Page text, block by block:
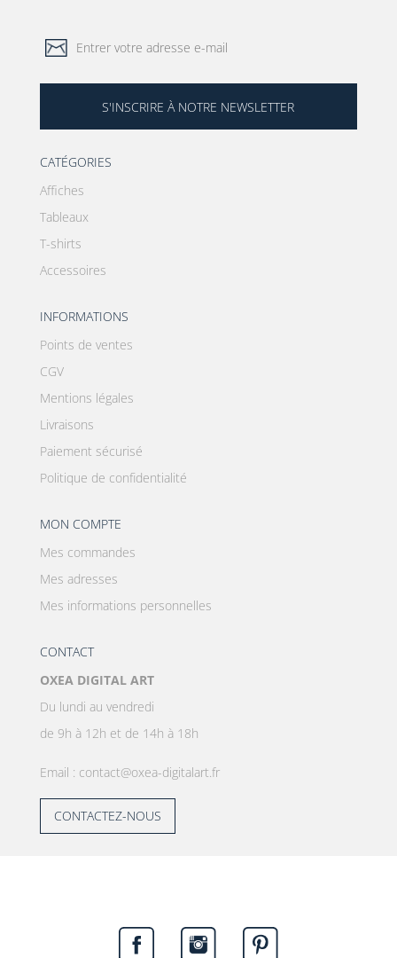
S'INSCRIRE À NOTRE NEWSLETTER
CATÉGORIES
Affiches
Tableaux
T-shirts
Accessoires
INFORMATIONS
Points de ventes
CGV
Mentions légales
Livraisons
Paiement sécurisé
Politique de confidentialité
MON COMPTE
Mes commandes
Mes adresses
Mes informations personnelles
CONTACT
OXEA DIGITAL ART
Du lundi au vendredi
de 9h à 12h et de 14h à 18h
Email : contact@oxea-digitalart.fr
CONTACTEZ-NOUS